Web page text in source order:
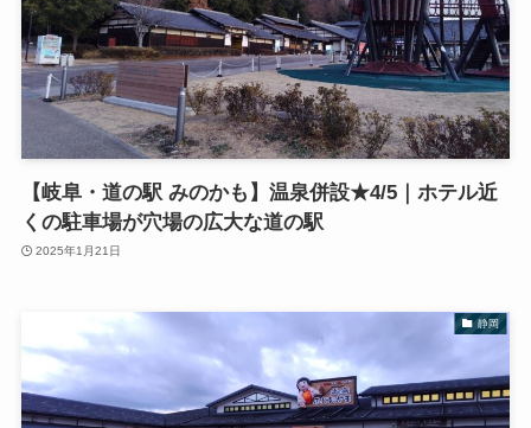
【岐阜・道の駅 みのかも】温泉併設★4/5｜ホテル近
くの駐車場が穴場の広大な道の駅
2025年1月21日
静岡